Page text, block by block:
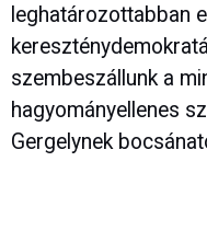
leghatározottabban
szembeszállunk a
hagyományellenes
Gergelynek